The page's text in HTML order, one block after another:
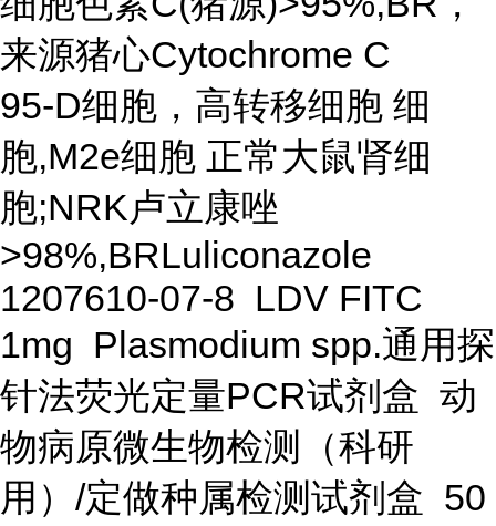
来源猪心Cytochrome C
95-D细胞，高转移细胞 细
胞,M2e细胞 正常大鼠肾细
胞;NRK卢立康唑
>98%,BRLuliconazole
1207610-07-8 LDV FITC
1mg Plasmodium spp.通用探
针法荧光定量PCR试剂盒 动
物病原微生物检测（科研
用）/定做种属检测试剂盒 50